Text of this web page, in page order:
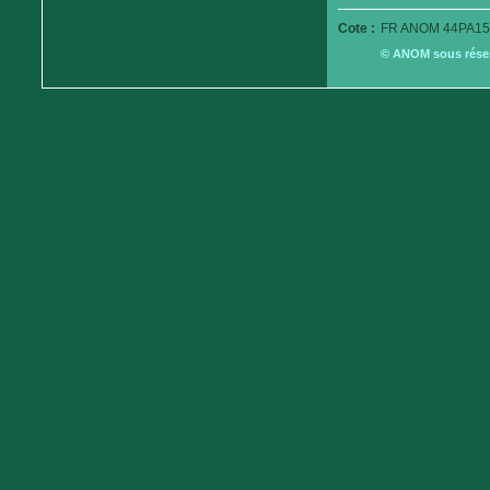
Cote : FR ANOM
© ANOM sous